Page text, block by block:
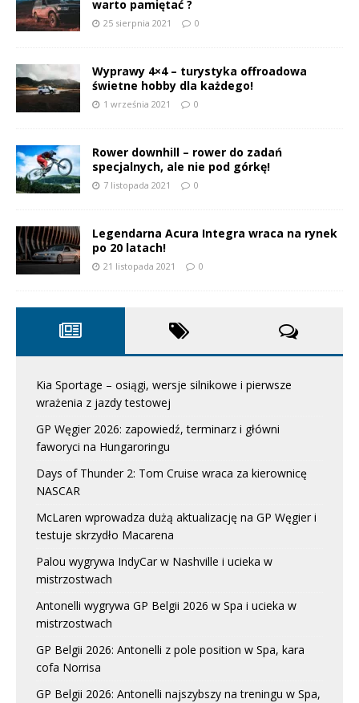
warto pamiętać ?
25 sierpnia 2021 0
Wyprawy 4×4 – turystyka offroadowa
świetne hobby dla każdego!
1 września 2021 0
Rower downhill – rower do zadań
specjalnych, ale nie pod górkę!
7 listopada 2021 0
Legendarna Acura Integra wraca na rynek
po 20 latach!
21 listopada 2021 0
Kia Sportage – osiągi, wersje silnikowe i pierwsze
wrażenia z jazdy testowej
GP Węgier 2026: zapowiedź, terminarz i główni
faworyci na Hungaroringu
Days of Thunder 2: Tom Cruise wraca za kierownicę
NASCAR
McLaren wprowadza dużą aktualizację na GP Węgier i
testuje skrzydło Macarena
Palou wygrywa IndyCar w Nashville i ucieka w
mistrzostwach
Antonelli wygrywa GP Belgii 2026 w Spa i ucieka w
mistrzostwach
GP Belgii 2026: Antonelli z pole position w Spa, kara
cofa Norrisa
GP Belgii 2026: Antonelli najszybszy na treningu w Spa,